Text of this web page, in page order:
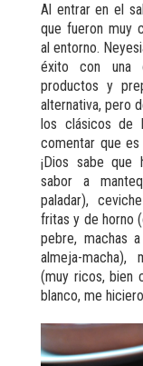
Al entrar en el
que fueron muy
al entorno.
éxito con una
productos y
alternativa, pero
los clásicos de
comentar que
¡Dios sabe que
sabor a
paladar),
fritas y de horno
pebre, machas
almeja-macha),
(muy ricos, bien
blanco, me